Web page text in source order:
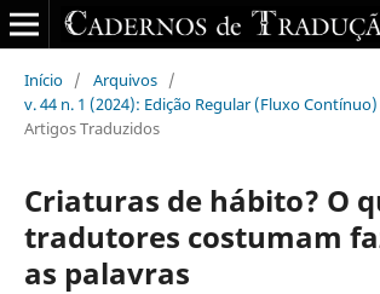
Início / Arquivos /
v. 44 n. 1 (2024): Edição Regular (Fluxo Contínuo)
Artigos Traduzidos
Criaturas de hábito? O
tradutores costumam
as palavras